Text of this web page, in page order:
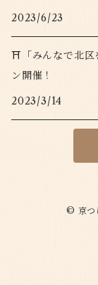
2023/6/23
⛩「みんなで北区
ン開催！
2023/3/14
© 京つ